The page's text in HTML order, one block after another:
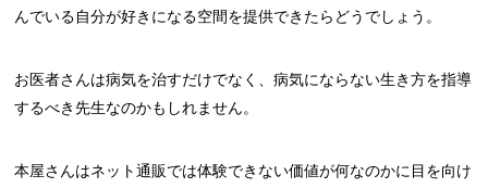
んでいる自分が好きになる空間を提供できたらどうでしょう。
お医者さんは病気を治すだけでなく、病気にならない生き方を指導
するべき先生なのかもしれません。
本屋さんはネット通販では体験できない価値が何なのかに目を向け